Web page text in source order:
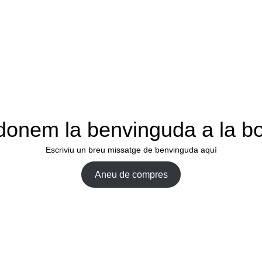
la benvinguda a la
Escriviu un breu missatge de benvinguda aquí
Aneu de compres